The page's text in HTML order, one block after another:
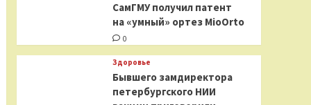
СамГМУ получил патент
на «умный» ортез MioOrto
0
Здоровье
Бывшего замдиректора
петербургского НИИ